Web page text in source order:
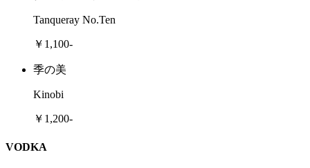
Tanqueray No.Ten
￥1,100-
季の美
Kinobi
￥1,200-
VODKA